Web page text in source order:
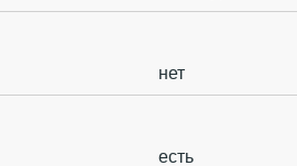
нет
есть